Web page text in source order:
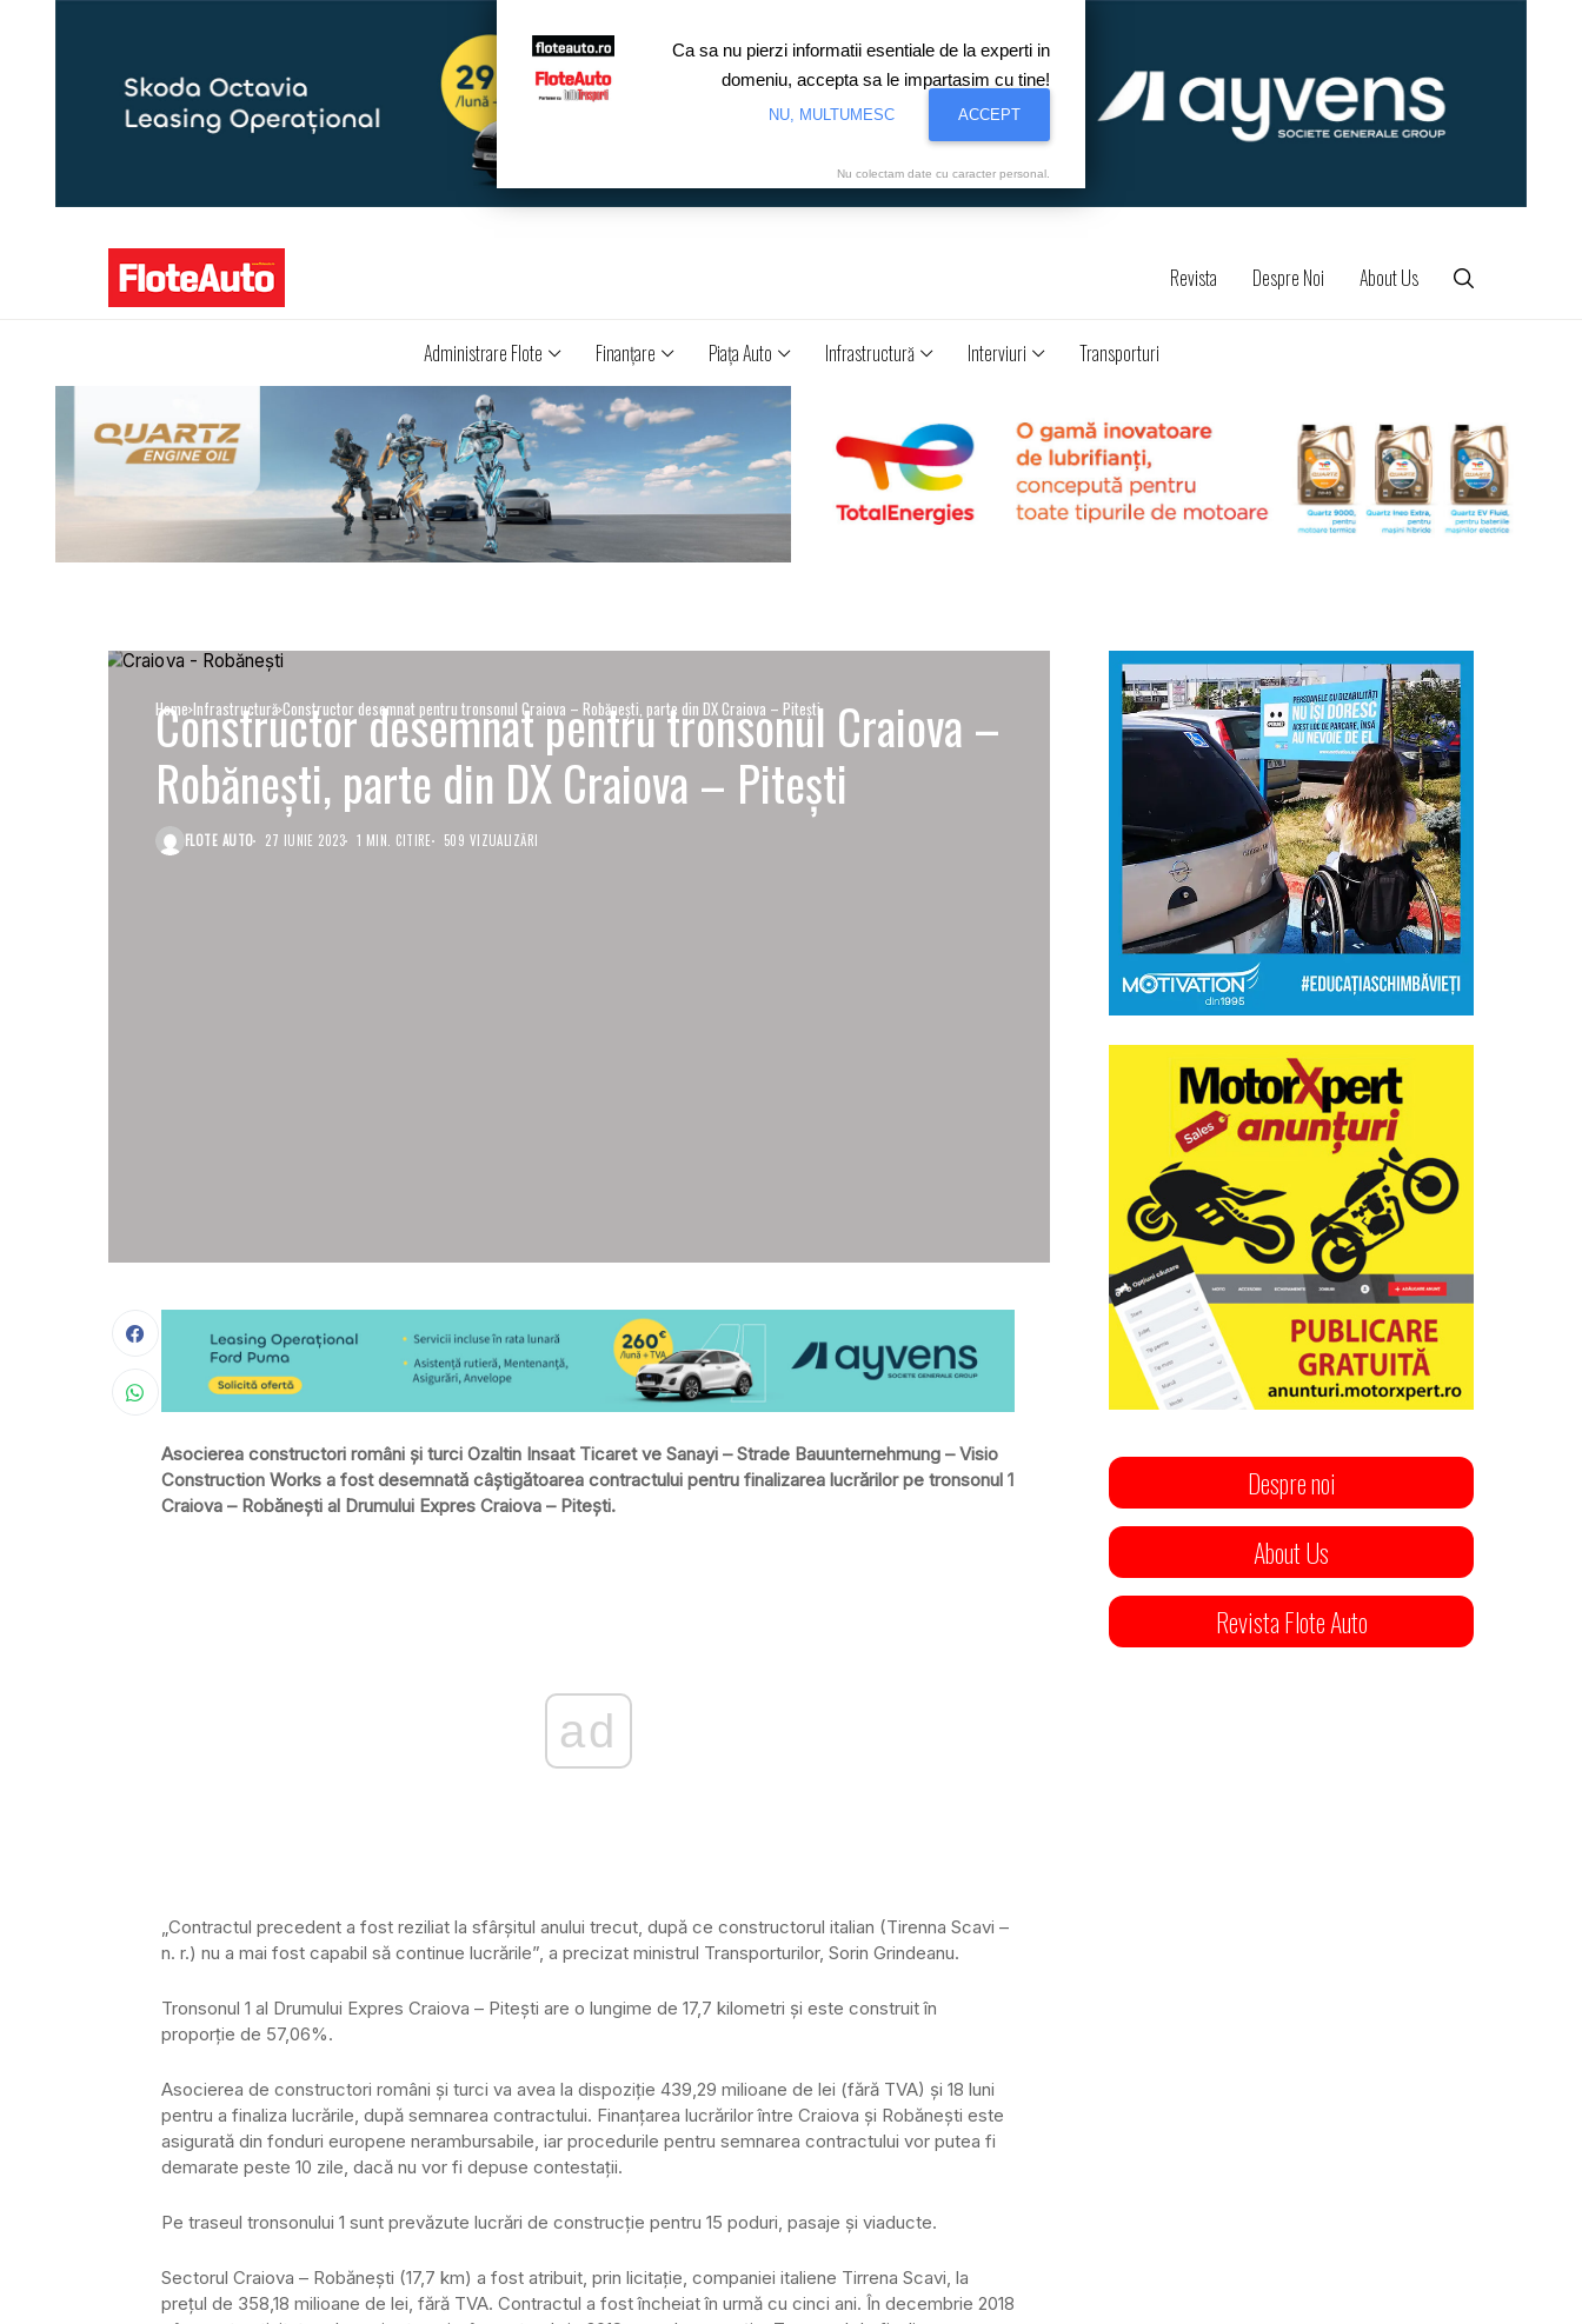
Revista Despre Noi About Us
Administrare Flote Finanţare Piaţa Auto Infrastructură Interviuri Transporturi
Home Infrastructură Constructor desemnat pentru tronsonul Craiova – Robăneşti, parte din DX Craiova – Piteşti
Constructor desemnat pentru tronsonul Craiova –
Robăneşti, parte din DX Craiova – Piteşti
FLOTE AUTO 27 IUNIE 2023 1 MIN. CITIRE 509 VIZUALIZĂRI
Asocierea constructori români şi turci Ozaltin Insaat Ticaret ve Sanayi – Strade Bauunternehmung – Visio
Construction Works a fost desemnată câştigătoarea contractului pentru finalizarea lucrărilor pe tronsonul 1
Craiova – Robăneşti al Drumului Expres Craiova – Piteşti.
ad
„Contractul precedent a fost reziliat la sfârşitul anului trecut, după ce constructorul italian (Tirenna Scavi –
n. r.) nu a mai fost capabil să continue lucrările”, a precizat ministrul Transporturilor, Sorin Grindeanu.
Tronsonul 1 al Drumului Expres Craiova – Piteşti are o lungime de 17,7 kilometri și este construit în
proporție de 57,06%.
Asocierea de constructori români şi turci va avea la dispoziţie 439,29 milioane de lei (fără TVA) şi 18 luni
pentru a finaliza lucrările, după semnarea contractului. Finanţarea lucrărilor între Craiova şi Robăneşti este
asigurată din fonduri europene nerambursabile, iar procedurile pentru semnarea contractului vor putea fi
demarate peste 10 zile, dacă nu vor fi depuse contestaţii.
Pe traseul tronsonului 1 sunt prevăzute lucrări de construcţie pentru 15 poduri, pasaje şi viaducte.
Sectorul Craiova – Robănești (17,7 km) a fost atribuit, prin licitație, companiei italiene Tirrena Scavi, la
prețul de 358,18 milioane de lei, fără TVA. Contractul a fost încheiat în urmă cu cinci ani. În decembrie 2018
Despre noi
About Us
Revista Flote Auto
Ca sa nu pierzi informatii esentiale de la experti in
domeniu, accepta sa le impartasim cu tine!
NU, MULTUMESC ACCEPT
Nu colectam date cu caracter personal.